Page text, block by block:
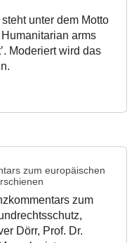
unter dem Motto
arms
Moderiert wird das
zum europäischen
zum
Dörr, Prof. Dr.